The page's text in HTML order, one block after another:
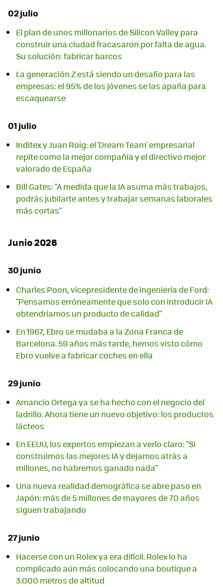
02 julio
El plan de unos millonarios de Silicon Valley para
construir una ciudad fracasaron por falta de agua.
Su solución: fabricar barcos
La generación Z está siendo un desafío para las
empresas: el 95% de los jóvenes se las apaña para
escaquearse
01 julio
Inditex y Juan Roig: el 'Dream Team' empresarial
repite como la mejor compañía y el directivo mejor
valorado de España
Bill Gates: "A medida que la IA asuma más trabajos,
podrás jubilarte antes y trabajar semanas laborales
más cortas"
Junio 2026
30 junio
Charles Poon, vicepresidente de ingeniería de Ford:
"Pensamos erróneamente que solo con introducir IA
obtendríamos un producto de calidad"
En 1967, Ebro se mudaba a la Zona Franca de
Barcelona. 59 años más tarde, hemos visto cómo
Ebro vuelve a fabricar coches en ella
29 junio
Amancio Ortega ya se ha hecho con el negocio del
ladrillo. Ahora tiene un nuevo objetivo: los productos
lácteos
En EEUU, los expertos empiezan a verlo claro: "Si
construimos las mejores IA y dejamos atrás a
millones, no habremos ganado nada"
Una nueva realidad demográfica se abre paso en
Japón: más de 5 millones de mayores de 70 años
siguen trabajando
27 junio
Hacerse con un Rolex ya era difícil. Rolex lo ha
complicado aún más colocando una boutique a
3.000 metros de altitud